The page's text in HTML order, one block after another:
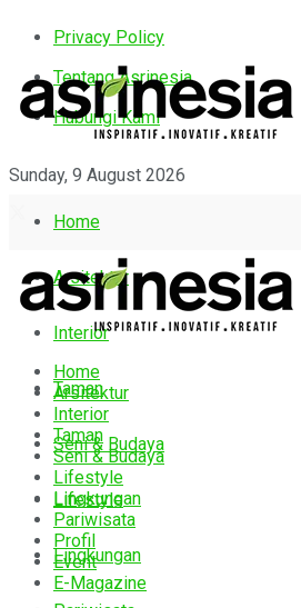
Privacy Policy
Tentang Asrinesia
Hubungi Kami
Sunday, 9 August 2026
Home
Arsitektur
Interior
Taman
Seni & Budaya
Lifestyle
Lingkungan
Home
Arsitektur
Interior
Taman
Seni & Budaya
Lifestyle
Lingkungan
Pariwisata
Profil
Event
E-Magazine